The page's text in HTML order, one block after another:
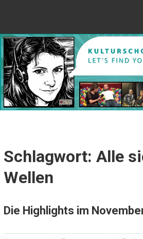
Schlagwort: Alle
Wellen
Die Highlights im